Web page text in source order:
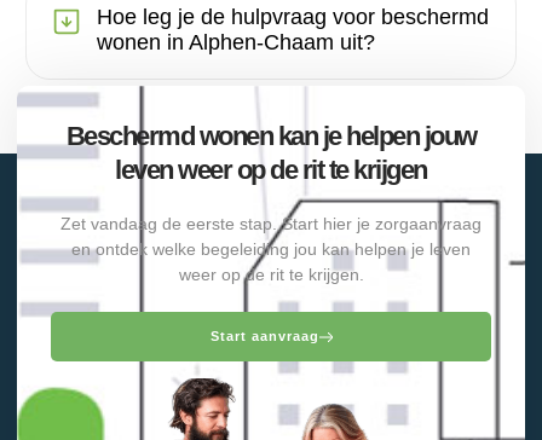
Hoe leg je de hulpvraag voor beschermd
wonen in Alphen-Chaam uit?
Beschermd wonen kan je helpen jouw
leven weer op de rit te krijgen
Zet vandaag de eerste stap. Start hier je zorgaanvraag
en ontdek welke begeleiding jou kan helpen je leven
weer op de rit te krijgen.
Start aanvraag